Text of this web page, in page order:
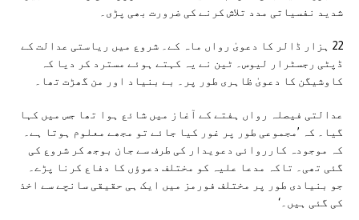
شدید نفسیاتی مدد تلاش کرنے کی ضرورت بھی پڑی۔
22 ہزار ڈالر کا دعویٰ رواں ماہ کے۔ شروع میں ریاستی عدالت کے
ڈپٹی رجسٹرار لیوس۔ ٹین نے یہ کہتے ہوئے مسترد کر دیا کہ
کاوشیگن کا دعویٰ ظاہری طور پر۔ بے بنیاد اور من گھڑت تھا۔
عدالتی فیصلہ رواں ہفتے کے آغاز میں شائع ہوا تھا جس میں کہا
گیا۔ کہ ’مجموعی طور پر غور کیا جائے تو مجھے معلوم ہوتا ہے۔
کہ موجودہ کارروائی دعویدار کی طرف سے جان بوجھ کر شروع کی
گئی تھی۔ تاکہ مدعا علیہ کو مختلف دعوؤں کا دفاع کرنا پڑے۔
جو بنیادی طور پر مختلف فورمز میں ایک ہی حقیقی سانچے سے اخذ
کی گئی ہیں۔‘